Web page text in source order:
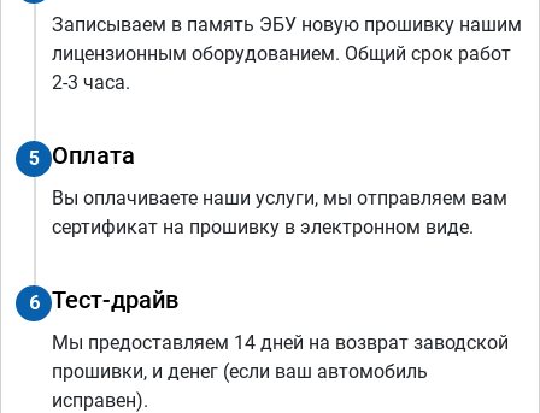
Записываем в память ЭБУ новую прошивку нашим
лицензионным оборудованием. Общий срок работ
2-3 часа.
5 Оплата
Вы оплачиваете наши услуги, мы отправляем вам
сертификат на прошивку в электронном виде.
6 Тест-драйв
Мы предоставляем 14 дней на возврат заводской
прошивки, и денег (если ваш автомобиль
исправен).